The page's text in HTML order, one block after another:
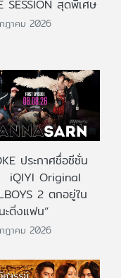
SESSION สุดพิเศษ
ฎาคม 2026
ประกาศชื่อซีซั่น
iQIYI Original
2 ตกอยู่ใน
ะติ่งแฟน”
ฎาคม 2026